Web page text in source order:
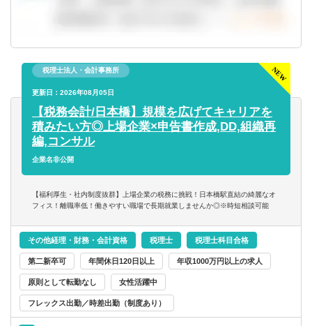
税理士法人・会計事務所
更新日：2026年08月05日
【税務会計/日本橋】規模を広げてキャリアを
積みたい方◎上場企業×申告書作成,DD,組織再
編,コンサル
企業名非公開
【福利厚生・社内制度抜群】上場企業の税務に挑戦！日本橋駅直結の綺麗なオ
フィス！離職率低！働きやすい職場で長期就業しませんか◎※時短相談可能
その他経理・財務・会計資格 税理士 税理士科目合格
第二新卒可 年間休日120日以上 年収1000万円以上の求人
原則として転勤なし 女性活躍中
フレックス出勤／時差出勤（制度あり）